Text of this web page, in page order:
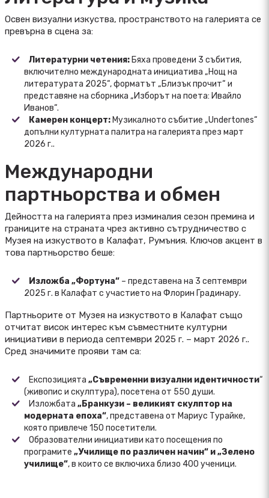
Освен визуални изкуства, пространството на галерията се
превърна в сцена за:
Литературни четения: Бяха проведени 3 събития,
включително международната инициатива „Нощ на
литературата 2025“, форматът „Близък прочит“ и
представяне на сборника „Изборът на поета: Ивайло
Иванов“.
Камерен концерт: Музикалното събитие „Undertones“
допълни културната палитра на галерията през март
2026 г..
Международни
партньорства и обмен
Дейността на галерията през изминалия сезон премина и
границите на страната чрез активно сътрудничество с
Музея на изкуството в Калафат, Румъния. Ключов акцент в
това партньорство беше:
Изложба „Фортуна“ – представена на 3 септември
2025 г. в Калафат с участието на Флорин Градинару.
Партньорите от Музея на изкуството в Калафат също
отчитат висок интерес към съвместните културни
инициативи в периода септември 2025 г. – март 2026 г..
Сред значимите прояви там са:
Експозицията „Съвременни визуални идентичности“
(живопис и скулптура), посетена от 550 души.
Изложбата„Бранкузи – великият скулптор на
модерната епоха“, представена от Мариус Турайке,
която привлече 150 посетители.
Образователни инициативи като посещения по
програмите „Училище по различен начин“ и „Зелено
училище“, в които се включиха близо 400 ученици.